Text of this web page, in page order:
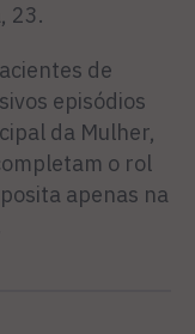
23.
de
episódios
da Mulher,
o rol
apenas na